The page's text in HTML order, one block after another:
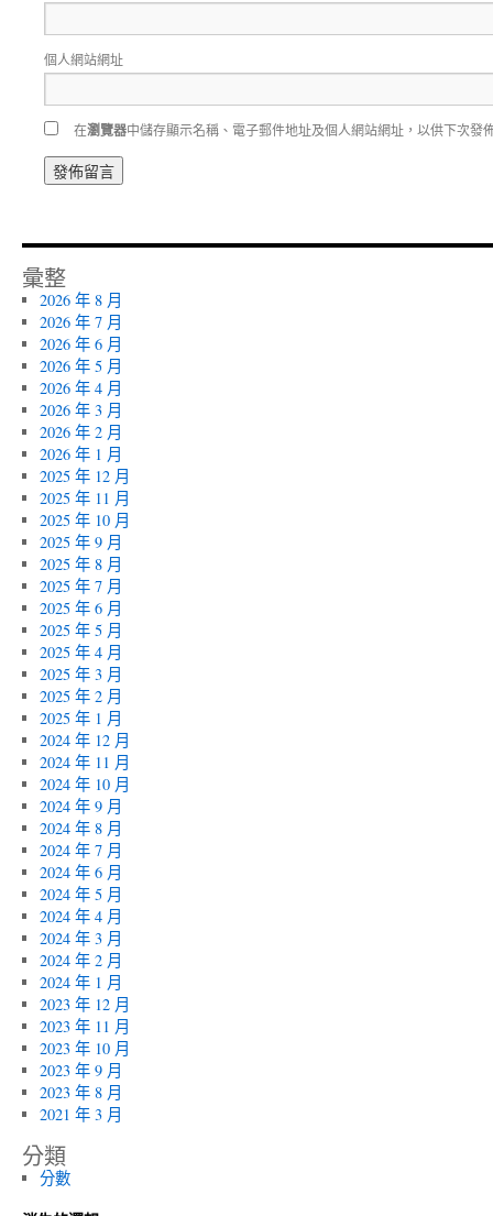
個人網站網址
在瀏覽器中儲存顯示名稱、電子郵件地址及個人網站網址，以供下次發
彙整
2026 年 8 月
2026 年 7 月
2026 年 6 月
2026 年 5 月
2026 年 4 月
2026 年 3 月
2026 年 2 月
2026 年 1 月
2025 年 12 月
2025 年 11 月
2025 年 10 月
2025 年 9 月
2025 年 8 月
2025 年 7 月
2025 年 6 月
2025 年 5 月
2025 年 4 月
2025 年 3 月
2025 年 2 月
2025 年 1 月
2024 年 12 月
2024 年 11 月
2024 年 10 月
2024 年 9 月
2024 年 8 月
2024 年 7 月
2024 年 6 月
2024 年 5 月
2024 年 4 月
2024 年 3 月
2024 年 2 月
2024 年 1 月
2023 年 12 月
2023 年 11 月
2023 年 10 月
2023 年 9 月
2023 年 8 月
2021 年 3 月
分類
分數